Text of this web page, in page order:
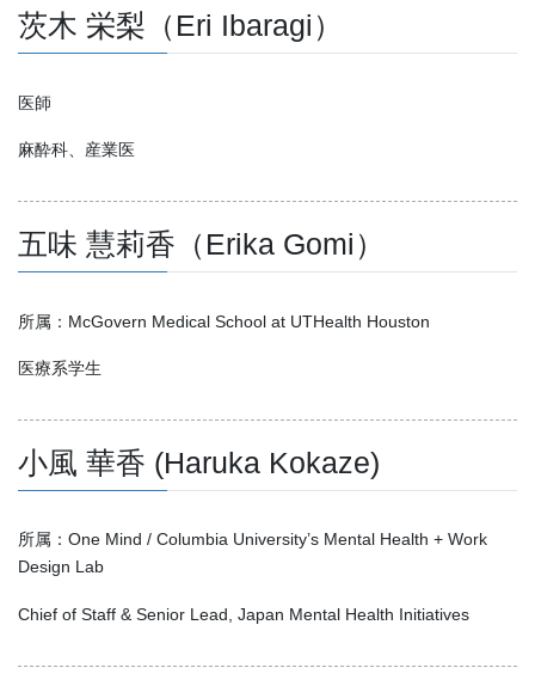
茨木 栄梨（Eri Ibaragi）
医師
麻酔科、産業医
五味 慧莉香（Erika Gomi）
所属：McGovern Medical School at UTHealth Houston
医療系学生
小風 華香 (Haruka Kokaze)
所属：One Mind / Columbia University’s Mental Health + Work
Design Lab
Chief of Staff & Senior Lead, Japan Mental Health Initiatives